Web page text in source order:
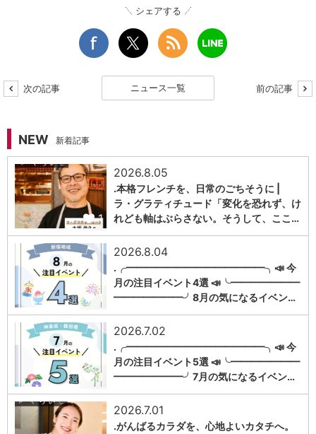
シェアする
次の記事 ニュース一覧 前の記事
NEW 新着記事
1
2026.8.05
.本格フレンチを、日常のごちそうに |
ラ・グラティチュード「変化を恐れず、け
れども軸はぶらさない。そうして、ここ…
1
2026.8.04
.╭━━━━━━━━━━━━━━╮📣 今
月の注目イベント4選 📣╰━━━━━━━
━━━━━━━╯8月の気になるイベン…
1
2026.7.02
.╭━━━━━━━━━━━━━━╮📣 今
月の注目イベント5選 📣╰━━━━━━━
━━━━━━━╯7月の気になるイベン…
2026.7.01
.がんばるカラダを、心地よいカタチへ。